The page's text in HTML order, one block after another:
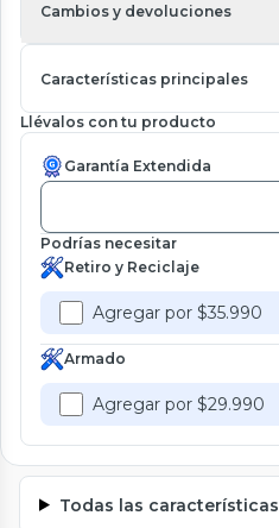
Cambios y devoluciones
Características principales
Llévalos con tu producto
Garantía Extendida
Podrías necesitar
Retiro y Reciclaje
Agregar por $35.990
Armado
Agregar por $29.990
Todas las características